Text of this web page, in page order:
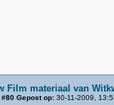
Film materiaal van
Gepost op:30-11-2009,